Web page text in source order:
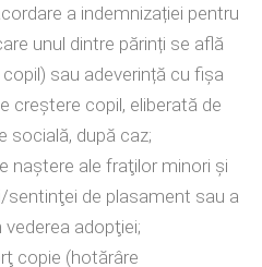
a indemnizației pentru
unul dintre părinți se află
sau adeverință cu fișa
creștere copil, eliberată de
socială, după caz;
naştere ale fraţilor minori şi
sentinţei de plasament sau a
adopţiei;
copie (hotărâre